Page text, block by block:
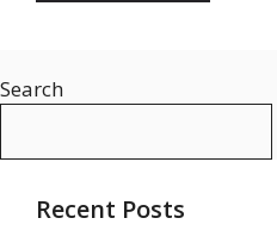
Search
Recent Posts